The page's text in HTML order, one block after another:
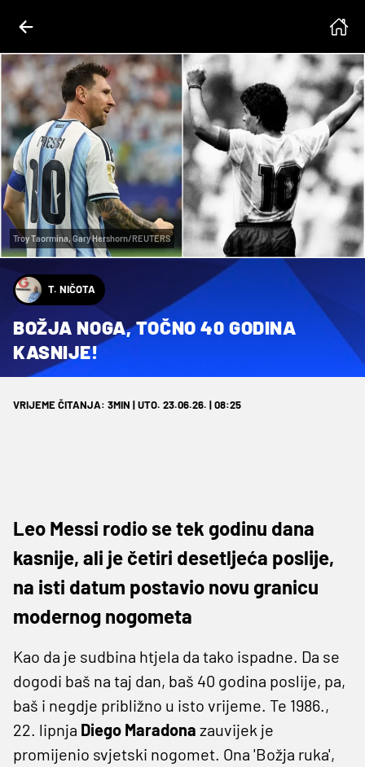
Troy Taormina, Gary Hershorn/REUTERS
T. NIČOTA
BOŽJA NOGA, TOČNO 40 GODINA
KASNIJE!
VRIJEME ČITANJA: 3MIN | UTO. 23.06.26. | 08:25
Leo Messi rodio se tek godinu dana
kasnije, ali je četiri desetljeća poslije,
na isti datum postavio novu granicu
modernog nogometa
Kao da je sudbina htjela da tako ispadne. Da se
dogodi baš na taj dan, baš 40 godina poslije, pa,
baš i negdje približno u isto vrijeme. Te 1986.,
22. lipnja Diego Maradona zauvijek je
promijenio svjetski nogomet. Ona 'Božja ruka',